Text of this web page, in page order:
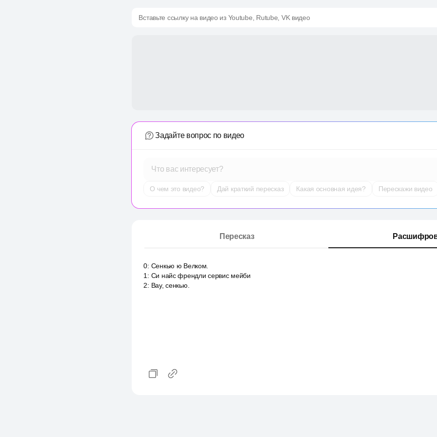
Вставьте ссылку на видео из Youtube, Rutube, VK видео
Задайте вопрос по видео
Что вас интересует?
О чем это видео? Дай краткий пересказ Какая основная идея? Перескажи видео
Пересказ
0: Сенкью ю Велком.
1 : Си найс френдли сервис мейби
2: Вау, сенкью.